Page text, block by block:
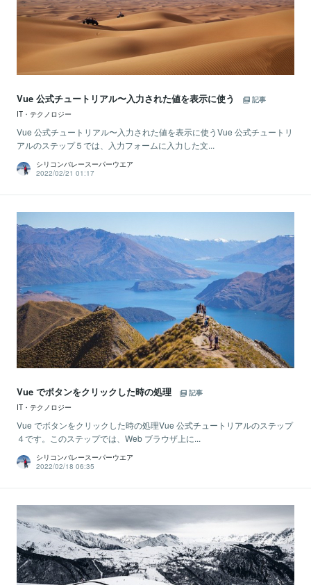
Vue 公式チュートリアル〜入力された値を表示に使う
記事
IT・テクノロジー
Vue 公式チュートリアル〜入力された値を表示に使うVue 公式チュートリ
アルのステップ５では、入力フォームに入力した文...
シリコンバレースーパーウエア
2022/02/21 01:17
Vue でボタンをクリックした時の処理
記事
IT・テクノロジー
Vue でボタンをクリックした時の処理Vue 公式チュートリアルのステップ
４です。このステップでは、Web ブラウザ上に...
シリコンバレースーパーウエア
2022/02/18 06:35